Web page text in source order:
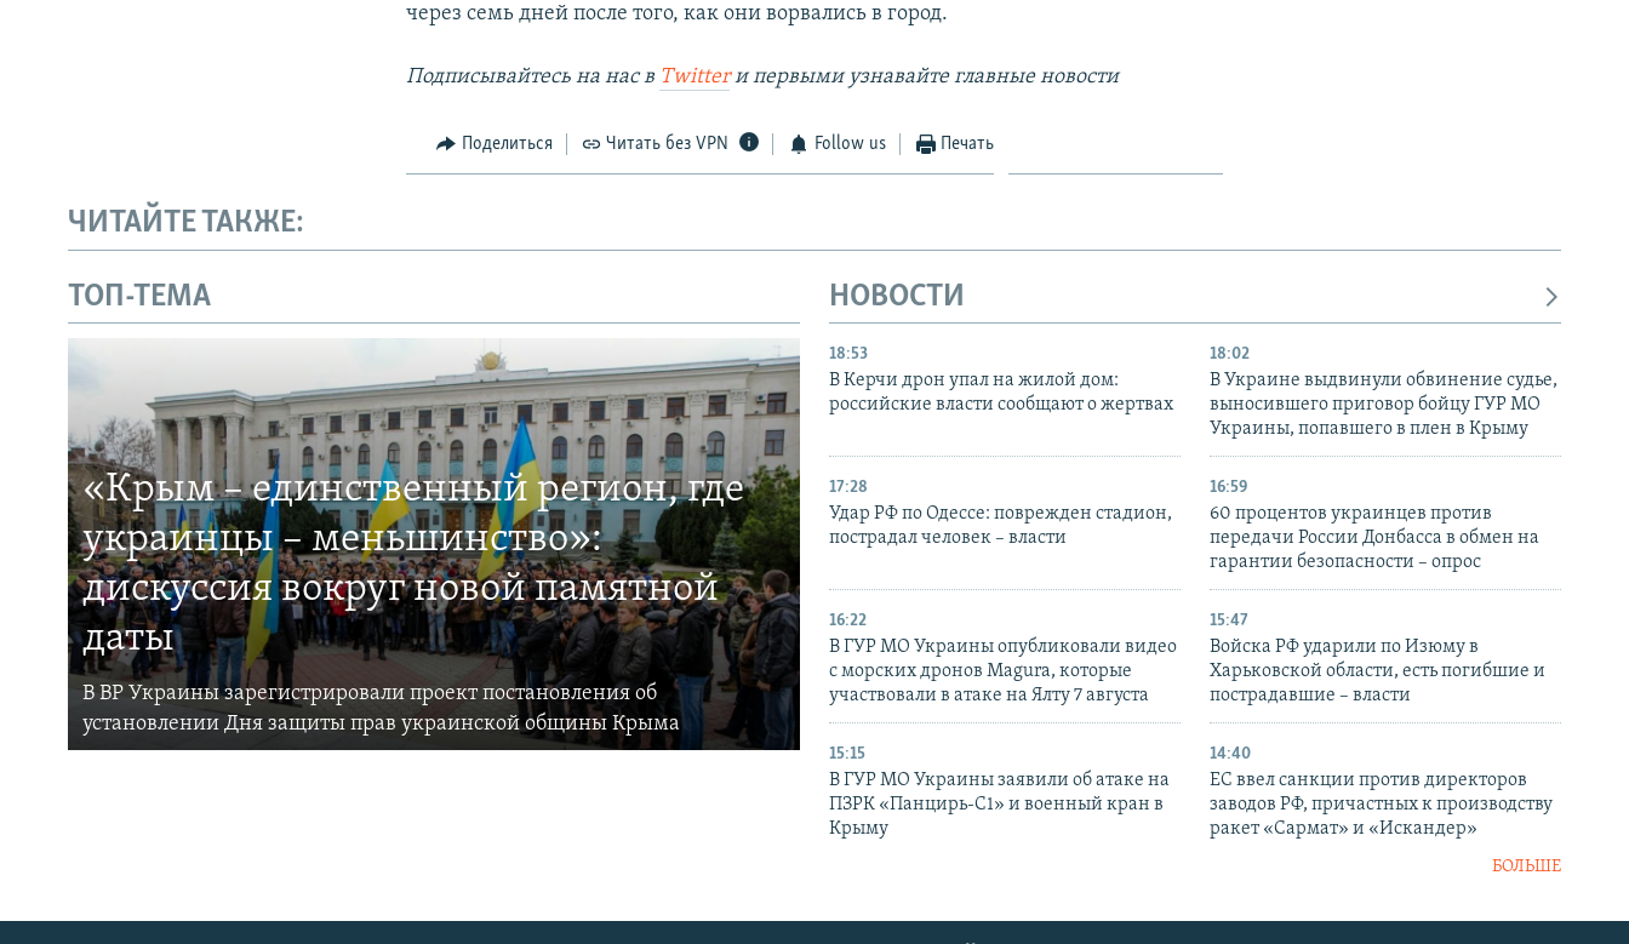
через семь дней после того, как они ворвались в город.
Подписывайтесь на наc в Twitterи первыми узнавайте главные новости
Поделиться Читать без VPN Follow us Печать
ЧИТАЙТЕ ТАКЖЕ:
ТОП-ТЕМА
«Крым – единственный регион, где
украинцы – меньшинство»:
дискуссия вокруг новой памятной
даты
В ВР Украины зарегистрировали проект постановления об
установлении Дня защиты прав украинской общины Крыма
НОВОСТИ
18:53
В Керчи дрон упал на жилой дом:
российские власти сообщают о жертвах
18:02
В Украине выдвинули обвинение судье,
выносившего приговор бойцу ГУР МО
Украины, попавшего в плен в Крыму
17:28
Удар РФ по Одессе: поврежден стадион,
пострадал человек – власти
16:59
60 процентов украинцев против
передачи России Донбасса в обмен на
гарантии безопасности – опрос
16:22
В ГУР МО Украины опубликовали видео
с морских дронов Magura, которые
участвовали в атаке на Ялту 7 августа
15:47
Войска РФ ударили по Изюму в
Харьковской области, есть погибшие и
пострадавшие – власти
15:15
В ГУР МО Украины заявили об атаке на
ПЗРК «Панцирь-С1» и военный кран в
Крыму
14:40
ЕС ввел санкции против директоров
заводов РФ, причастных к производству
ракет «Сармат» и «Искандер»
БОЛЬШЕ